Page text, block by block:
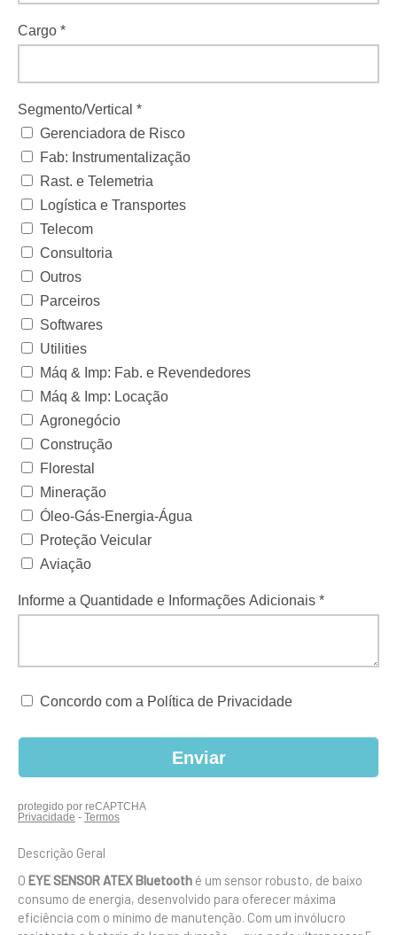
Descrição Geral
O EYE SENSOR ATEX Bluetooth é um sensor robusto, de baixo
consumo de energia, desenvolvido para oferecer máxima
eficiência com o mínimo de manutenção. Com um invólucro